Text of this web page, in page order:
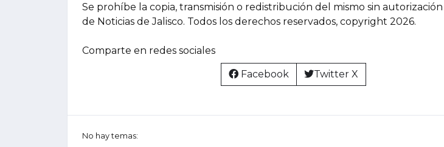
Se prohíbe la copia, transmisión o redistribución del mismo sin
de Noticias de Jalisco. Todos los derechos reservados, copyright 2026.
Comparte en redes sociales
Facebook Twitter X
No hay temas: